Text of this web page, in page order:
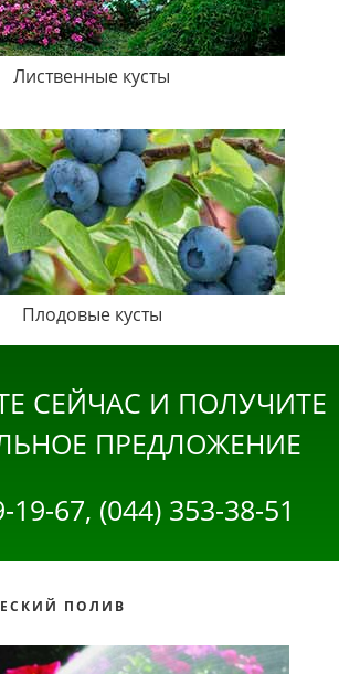
Лиственные кусты
Плодовые кусты
СЕЙЧАС И ПОЛУЧИТЕ
ПРЕДЛОЖЕНИЕ
19-67, (044) 353-38-51
ПОЛИВ